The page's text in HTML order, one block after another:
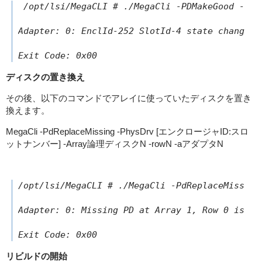
/opt/lsi/MegaCLI # ./MegaCli -PDMakeGood -
Adapter: 0: EnclId-252 SlotId-4 state changed
Exit Code: 0x00
ディスクの置き換え
その後、以下のコマンドでアレイに使っていたディスクを置き
換えます。
MegaCli -PdReplaceMissing -PhysDrv [エンクロージャID:スロ
ットナンバー] -Array論理ディスクN -rowN -aアダプタN
/opt/lsi/MegaCLI # ./MegaCli -
Adapter: 0: Missing PD at Array 1, Row 0 is
リビルドの開始